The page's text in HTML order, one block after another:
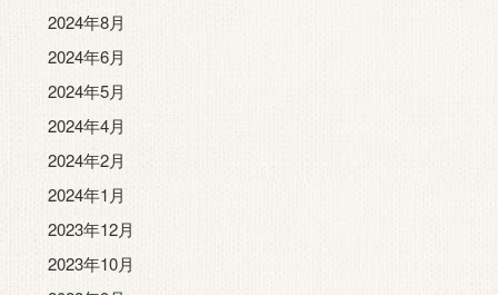
2024年8月
2024年6月
2024年5月
2024年4月
2024年2月
2024年1月
2023年12月
2023年10月